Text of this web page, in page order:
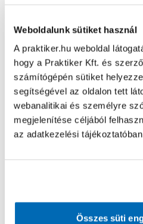
Weboldalunk sütiket használ
A praktiker.hu weboldal
hogy a Praktiker Kft. és
számítógépén sütiket
segítségével az oldalon tett
webanalitikai és személyre
megjelenítése céljából
az adatkezelési
Összes süti
Oldal